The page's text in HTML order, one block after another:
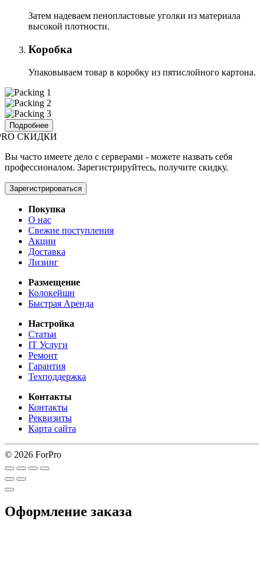
Затем надеваем пенопластовые уголки из материала
высокой плотности.
Коробка
Упаковываем товар в коробку из пятислойного картона.
Подробнее
СКИДКИ
Вы часто имеете дело с серверами - можете назвать себя
профессионалом. Зарегистрируйтесь, получите скидку.
Зарегистрироваться
Покупка
О нас
Свежие поступления
Акции
Доставка
Лизинг
Размещение
Колокейшн
Быстрая Аренда
Настройка
Статьи
IT Услуги
Ремонт
Гарантия
Техподдержка
Контакты
Контакты
Реквизиты
Карта сайта
© 2026 ForPro
Оформление заказа